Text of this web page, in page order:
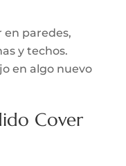
en paredes,
y techos.
en algo nuevo
Cover